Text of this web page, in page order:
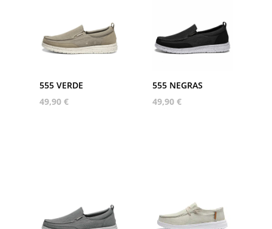
555 VERDE
49,90 €
555 NEGRAS
49,90€